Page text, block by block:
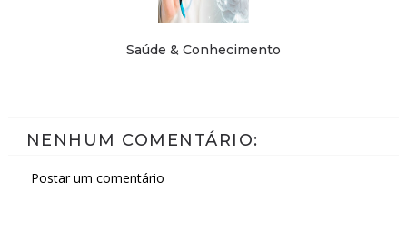
Saúde & Conhecimento
NENHUM COMENTÁRIO:
Postar um comentário